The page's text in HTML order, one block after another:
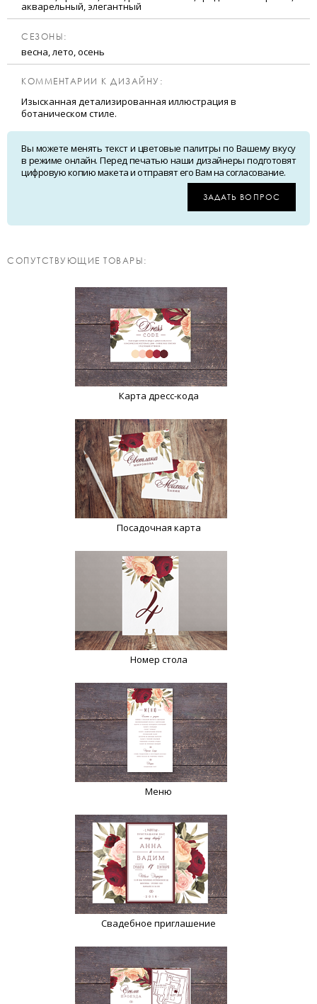
акварельный, элегантный
CЕЗОНЫ:
весна, лето, осень
КОММЕНТАРИИ К ДИЗАЙНУ:
Изысканная детализированная иллюстрация в
ботаническом стиле.
Вы можете менять текст и цветовые палитры по Вашему вкусу
в режиме онлайн. Перед печатью наши дизайнеры подготовят
цифровую копию макета и отправят его Вам на согласование.
ЗАДАТЬ ВОПРОС
CОПУТСТВУЮЩИЕ ТОВАРЫ:
Карта дресс-кода
Посадочная карта
Номер стола
Меню
Свадебное приглашение